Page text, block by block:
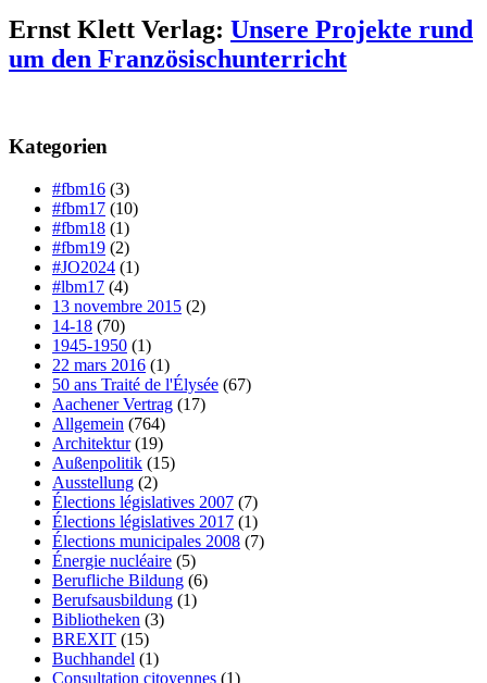
Ernst Klett Verlag: Unsere Projekte rund
um den Französischunterricht
Kategorien
#fbm16 (3)
#fbm17 (10)
#fbm18 (1)
#fbm19 (2)
#JO2024 (1)
#lbm17 (4)
13 novembre 2015 (2)
14-18 (70)
1945-1950 (1)
22 mars 2016 (1)
50 ans Traité de l'Élysée (67)
Aachener Vertrag (17)
Allgemein (764)
Architektur(19)
Außenpolitik (15)
Ausstellung (2)
Élections législatives 2007 (7)
Élections législatives 2017 (1)
Élections municipales 2008 (7)
Énergie nucléaire (5)
Berufliche Bildung (6)
Berufsausbildung (1)
Bibliotheken (3)
BREXIT (15)
Buchhandel (1)
Consultation citoyennes (1)